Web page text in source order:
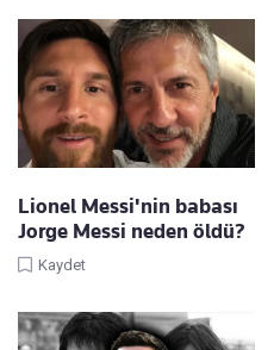
Lionel Messi'nin babası
Jorge Messi neden öldü?
Kaydet